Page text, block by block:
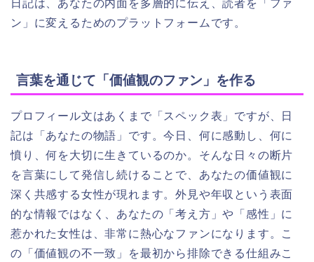
日記は、あなたの内面を多層的に伝え、読者を「ファ
ン」に変えるためのプラットフォームです。
言葉を通じて「価値観のファン」を作る
プロフィール文はあくまで「スペック表」ですが、日
記は「あなたの物語」です。今日、何に感動し、何に
憤り、何を大切に生きているのか。そんな日々の断片
を言葉にして発信し続けることで、あなたの価値観に
深く共感する女性が現れます。外見や年収という表面
的な情報ではなく、あなたの「考え方」や「感性」に
惹かれた女性は、非常に熱心なファンになります。こ
の「価値観の不一致」を最初から排除できる仕組みこ